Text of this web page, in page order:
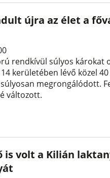
újra az élet a
rendkívül súlyos
kerületében lévő közel
megrongálódott.
változott.
is volt a Kilián